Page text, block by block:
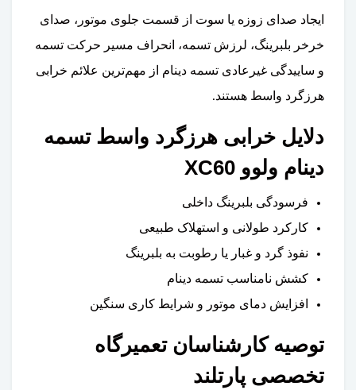
ایجاد صدای زوزه یا سوت از قسمت جلوی موتور، صدای
خرخر بلبرینگ، لرزش تسمه، انحراف مسیر حرکت تسمه
و ساییدگی غیرعادی تسمه دینام از مهم‌ترین علائم خرابی
هرزگرد واسط هستند.
دلایل خرابی هرزگرد واسط تسمه
دینام ولوو XC60
فرسودگی بلبرینگ داخلی
کارکرد طولانی و استهلاک طبیعی
نفوذ گرد و غبار یا رطوبت به بلبرینگ
کشش نامناسب تسمه دینام
افزایش دمای موتور و شرایط کاری سنگین
توصیه کارشناسان تعمیرگاه
تخصصی پارتلند